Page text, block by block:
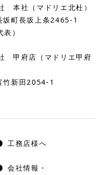
本社（マドリエ北杜）
町長坂上条2465-1
表）
甲府店（マドリエ甲府
新田2054-1
工務店様へ
会社情報・